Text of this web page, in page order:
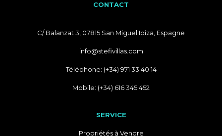
CONTACT
C/ Balanzat 3, 07815 San Miguel Ibiza, Espagne
info@stefivillas.com
Téléphone: (+34) 971 33 40 14
Mobile: (+34) 616 345 452
SERVICE
Propriétés à Vendre